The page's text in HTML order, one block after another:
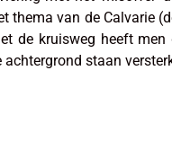
thema van de Calvarie
de kruisweg heeft
achtergrond staan